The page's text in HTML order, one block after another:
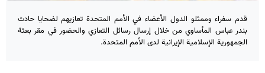
قدم سفراء وممثلو الدول الأعضاء في الأمم المتحدة تعازيهم لضحايا حادث
بندر عباس المأساوي من خلال إرسال رسائل التعازي والحضور في مقر بعثة
الجمهورية الإسلامية الإيرانية لدى الأمم المتحدة.